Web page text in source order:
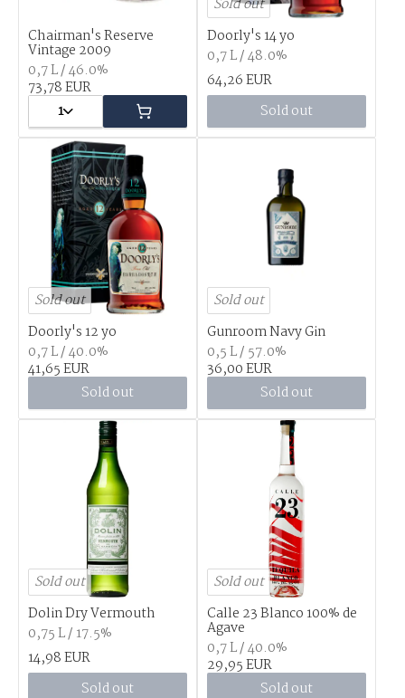
Chairman's Reserve
Vintage 2009
0,7 L / 46.0%
73,78 EUR
1
Sold out
Doorly's 14 yo
0,7 L / 48.0%
64,26 EUR
Sold out
Sold out
Doorly's 12 yo
0,7 L / 40.0%
41,65 EUR
Sold out
Sold out
Gunroom Navy Gin
0,5 L / 57.0%
36,00 EUR
Sold out
Sold out
Dolin Dry Vermouth
0,75 L / 17.5%
14,98 EUR
Sold out
Sold out
Calle 23 Blanco 100% de
Agave
0,7 L / 40.0%
29,95 EUR
Sold out